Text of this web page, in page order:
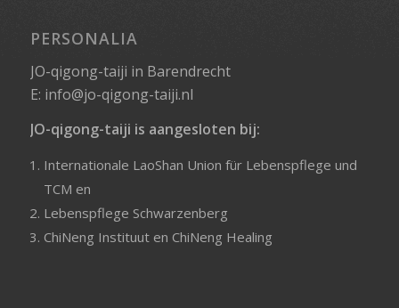
PERSONALIA
JO-qigong-taiji in Barendrecht
E: info@jo-qigong-taiji.nl
JO-qigong-taiji is aangesloten bij:
Internationale LaoShan Union für Lebenspflege und
TCM en
Lebenspflege Schwarzenberg
ChiNeng Instituuten ChiNeng Healing